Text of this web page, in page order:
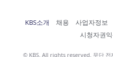
KBS소개 채용 사업자정보
시청자권
© KBS. All rights reserved. 무단 전